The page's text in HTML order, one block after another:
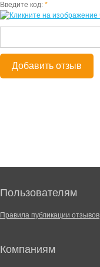
Введите код: *
Добавить отзыв
Пользователям
Правила публикации отзывов
Компаниям